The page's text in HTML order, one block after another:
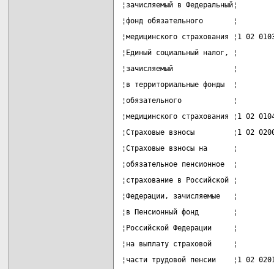
¦зачисляемый в
¦фонд обязательного
¦медицинского страхования ¦1
¦Единый социальный налог,
¦зачисляемый              ¦
¦в территориальные фонды
¦обязательного            ¦
¦медицинского страхования ¦1 02
¦Страховые взносы         ¦1 02
¦Страховые взносы на
¦обязательное пенсионное
¦страхование в
¦Федерации, зачисляемые
¦в Пенсионный фонд        ¦
¦Российской Федерации
¦на выплату страховой
¦части трудовой пенсии    ¦1 02